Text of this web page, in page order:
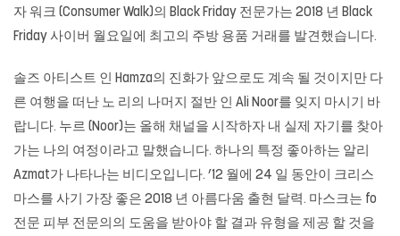
자 워크 (Consumer Walk)의 Black Friday 전문가는 2018 년 Black
Friday 사이버 월요일에 최고의 주방 용품 거래를 발견했습니다.
솔즈 아티스트 인 Hamza의 진화가 앞으로도 계속 될 것이지만 다
른 여행을 떠난 노 리의 나머지 절반 인 Ali Noor를 잊지 마시기 바
랍니다. 누르 (Noor)는 올해 채널을 시작하자 내 실제 자기를 찾아
가는 나의 여정이라고 말했습니다. 하나의 특정 좋아하는 알리
Azmat가 나타나는 비디오입니다. ’12 월에 24 일 동안이 크리스
마스를 사기 가장 좋은 2018 년 아름다움 출현 달력. 마스크는 fo
전문 피부 전문의의 도움을 받아야 할 결과 유형을 제공 할 것을